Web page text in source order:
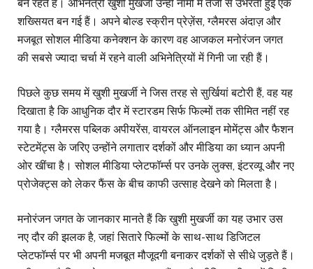
बने रहते हैं। अभिनेत्री खुशी मुखर्जी उन्हीं नामों में तेजी से उभरती हुई एक
शख्सियत बन गई हैं। अपने बोल्ड स्क्रीन प्रेज़ेंस, ग्लैमरस अंदाज़ और
मजबूत सोशल मीडिया कनेक्शन के कारण वह आजकल मनोरंजन जगत
की सबसे ज्यादा चर्चा में रहने वाली अभिनेत्रियों में गिनी जा रही हैं।
पिछले कुछ समय में खुशी मुखर्जी ने जिस तरह से सुर्खियां बटोरी हैं, वह यह
दिखाता है कि आधुनिक दौर में स्टारडम सिर्फ फिल्मों तक सीमित नहीं रह
गया है। ग्लैमरस पब्लिक अपीयरेंस, वायरल ऑनलाइन मोमेंट्स और फैशन
स्टेटमेंट्स के जरिए उन्होंने लगातार दर्शकों और मीडिया का ध्यान अपनी
ओर खींचा है। सोशल मीडिया प्लेटफॉर्म्स पर उनके लुक्स, इंटरव्यू और नए
प्रोजेक्ट्स को लेकर फैंस के बीच काफी उत्साह देखने को मिलता है।
मनोरंजन जगत के जानकार मानते हैं कि खुशी मुखर्जी का यह उभार उस
नए दौर की झलक है, जहां सितारे फिल्मों के साथ-साथ डिजिटल
प्लेटफॉर्म्स पर भी अपनी मजबूत मौजूदगी बनाकर दर्शकों से सीधे जुड़ते हैं।